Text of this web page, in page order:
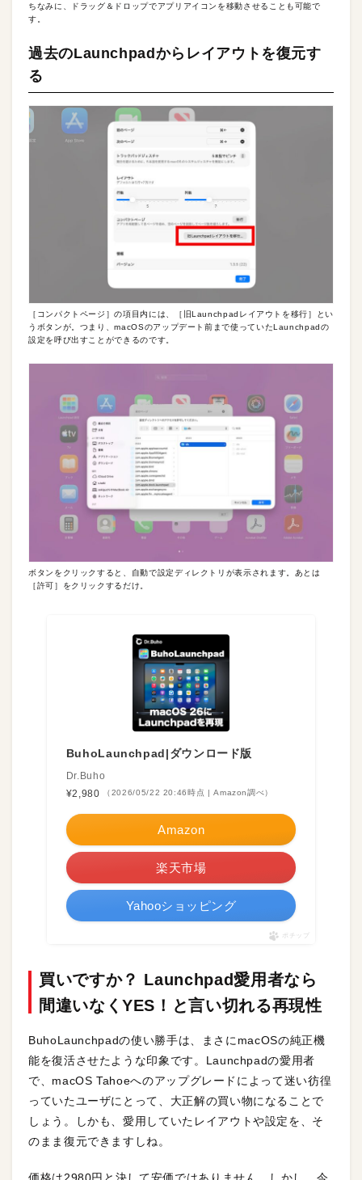
ちなみに、ドラッグ＆ドロップでアプリアイコンを移動させることも可能で
す。
過去のLaunchpadからレイアウトを復元す
る
［コンパクトページ］の項目内には、［旧Launchpadレイアウトを移行］とい
うボタンが。つまり、macOSのアップデート前まで使っていたLaunchpadの
設定を呼び出すことができるのです。
ボタンをクリックすると、自動で設定ディレクトリが表示されます。あとは
［許可］をクリックするだけ。
BuhoLaunchpad|ダウンロード版
Dr.Buho
¥2,980
（2026/05/22 20:46時点 | Amazon調べ）
Amazon
楽天市場
Yahooショッピング
ポチップ
買いですか？ Launchpad愛用者なら
間違いなくYES！と言い切れる再現性
BuhoLaunchpadの使い勝手は、まさにmacOSの純正機
能を復活させたような印象です。Launchpadの愛用者
で、macOS Tahoeへのアップグレードによって迷い彷徨
っていたユーザにとって、大正解の買い物になることで
しょう。しかも、愛用していたレイアウトや設定を、そ
のまま復元できますしね。